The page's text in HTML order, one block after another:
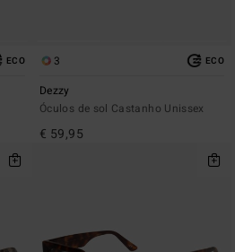
ECO 3 ECO
Dezzy
Óculos de sol Castanho Unissex
€ 59,95